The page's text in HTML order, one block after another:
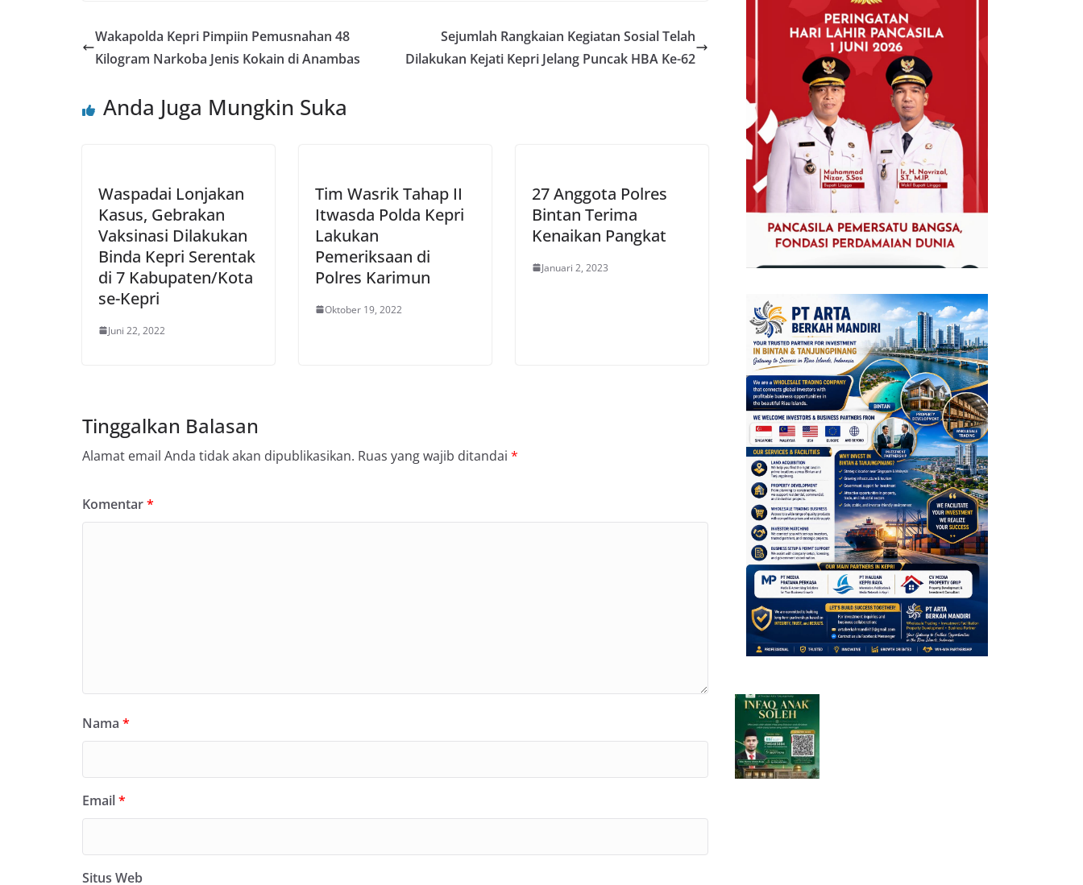
Wakapolda Kepri Pimpiin Pemusnahan 48
Kilogram Narkoba Jenis Kokain di Anambas
Sejumlah Rangkaian Kegiatan Sosial Telah
Dilakukan Kejati Kepri Jelang Puncak HBA Ke-62
Anda Juga Mungkin Suka
Waspadai Lonjakan
Kasus, Gebrakan
Vaksinasi Dilakukan
Binda Kepri Serentak
di 7 Kabupaten/Kota
se-Kepri
Juni 22, 2022
Tim Wasrik Tahap II
Itwasda Polda Kepri
Lakukan
Pemeriksaan di
Polres Karimun
Oktober 19, 2022
27 Anggota Polres
Bintan Terima
Kenaikan Pangkat
Januari 2, 2023
Tinggalkan Balasan
Alamat email Anda tidak akan dipublikasikan. Ruas yang wajib ditandai *
Komentar*
Nama *
Email*
Situs Web